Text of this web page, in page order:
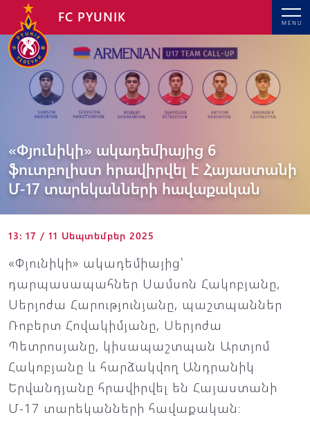
MENU
FC PYUNIK
«Փյունիկի» ակադեմիայից 6
ֆուտբոլիստ հրավիրվել է Հայաստանի
Մ-17 տարեկանների հավաքական
13: 17 / 11 Սեպտեմբեր 2025
«Փյունիկի» ակադեմիայից՝
դարպասապահներ Սամսոն Հակոբյանը,
Սերյոժա Հարությունյանը, պաշտպաններ
Ռոբերտ Հովակիմյանը, Սերյոժա
Պետրոսյանը, կիսապաշտպան Արտյոմ
Հակոբյանը և հարձակվող Անդրանիկ
Երվանդյանը հրավիրվել են Հայաստանի
Մ-17 տարեկանների հավաքական։